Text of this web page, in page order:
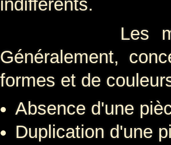
indifférents.
Les
Généralement,
formes et de
Absence d'une
Duplication d'une